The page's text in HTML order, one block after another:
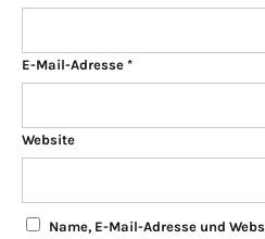
E-Mail-Adresse *
Website
Name, E-Mail-Adresse und